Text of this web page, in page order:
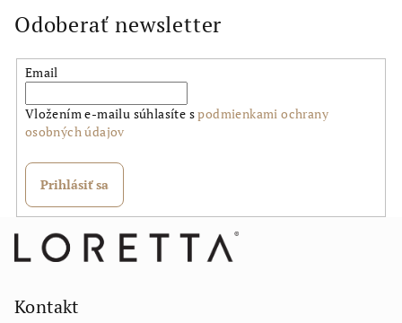
c
i
r
ý
p
i
Odoberať newsletter
Email
Vložením e-mailu súhlasíte spodmienkami ochrany
osobných údajov
Prihlásiť sa
Kontakt